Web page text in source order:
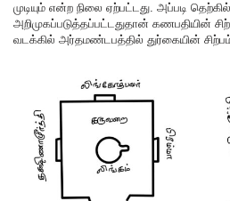
முடியும் என்ற நிலை ஏற்பட்டது. அப்படி
அறிமுகப்படுத்தப்பட்டதுதான் கணபதியின்
வடக்கில் அர்தமண்டபத்தில் துர்கையின் சிற்பம்